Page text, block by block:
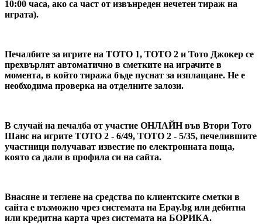
10:00 часа, ако са част от извънреден нечетен тираж на
играта).
Печалбите за игрите на ТОТО 1, ТОТО 2 и Тото Джокер се
прехвърлят автоматично в сметките на играчите в
момента, в който тиража бъде пуснат за изплащане. Не е
необходима проверка на отделните залози.
В случай на печалба от участие ОНЛАЙН във Втори Тото
Шанс на игрите ТОТО 2 - 6/49, ТОТО 2 - 5/35, печелившите
участници получават известие по електронната поща,
която са дали в профила си на сайта.
Внасяне и теглене на средства по клиентските сметки в
сайта е възможно чрез системата на Epay.bg или дебитна
или кредитна карта чрез системата на БОРИКА.